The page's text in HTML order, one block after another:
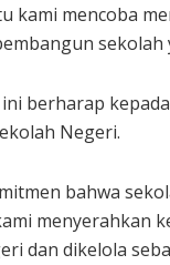
kami mencoba
berharap
Negeri.
bahwa
menyerahkan
dan dikelola